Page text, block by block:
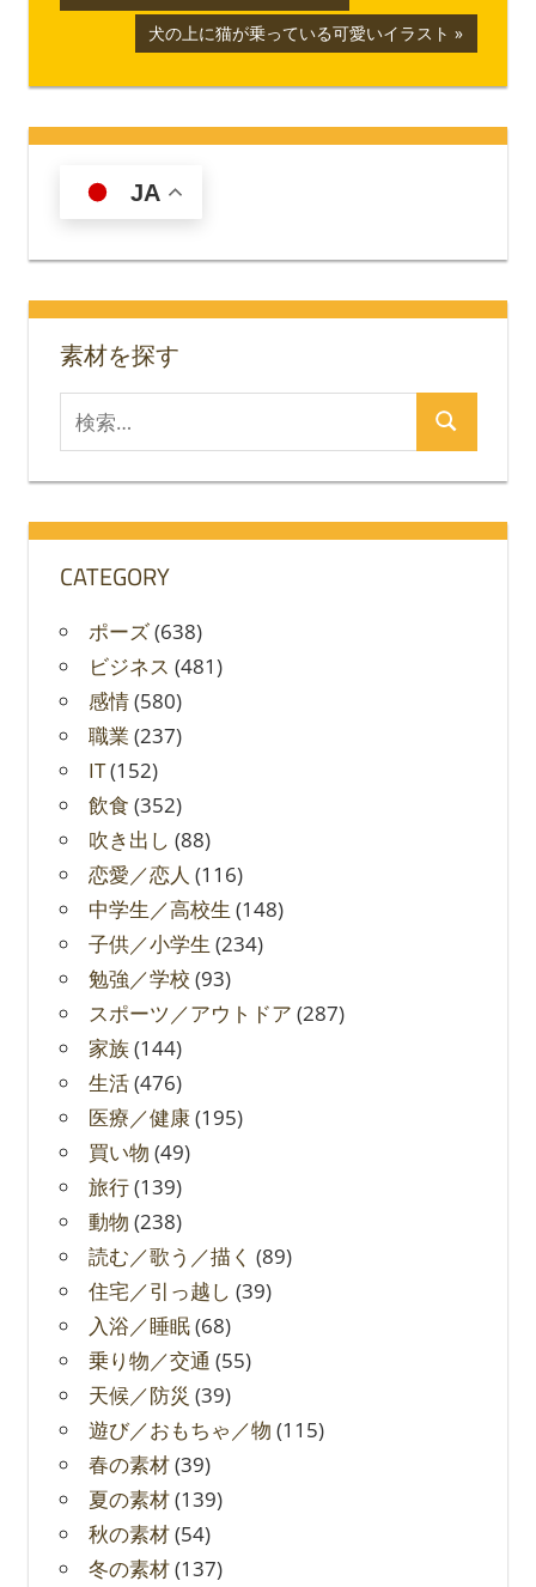
ナ
ビ
ゲ
ー
シ
ョ
ン
の
次
の
記
犬の上に猫が乗っている可愛いイラスト
JA
素材を探す
索
対
検
CATEGORY
ポーズ(638)
ビジネス (481)
感情(580)
職業 (237)
IT(152)
飲食 (352)
吹き出し (88)
恋愛／恋人 (116)
中学生／高校生 (148)
子供／小学生 (234)
勉強／学校 (93)
スポーツ／アウトドア (287)
家族(144)
生活(476)
医療／健康(195)
買い物 (49)
旅行(139)
動物 (238)
読む／歌う／描く (89)
住宅／引っ越し (39)
入浴／睡眠(68)
乗り物／交通 (55)
天候／防災 (39)
遊び／おもちゃ／物 (115)
春の素材(39)
夏の素材(139)
秋の素材(54)
冬の素材(137)